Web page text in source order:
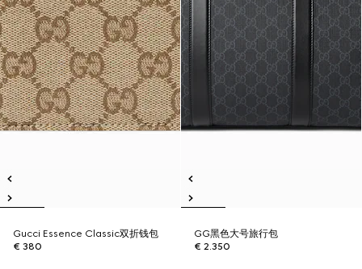
Gucci Essence Classic双折钱包
€ 380
GG黑色大号旅行包
€ 2.350